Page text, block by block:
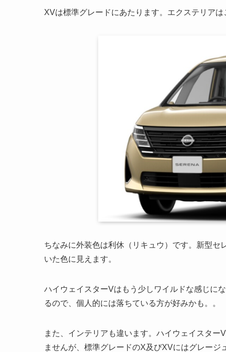
XVは標準グレードにあたります。エクステリアは
ちなみに外装色は利休（リキュウ）です。新型
いた色に見えます。
ハイウェイスターVはもう少しワイルドな感じに
るので、個人的には落ちている方が好みかも。。
また、インテリアも違います。ハイウェイスタ
ませんが、標準グレードのX及びXVにはグレージ